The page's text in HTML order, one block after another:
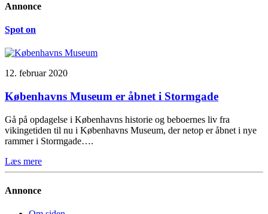
Annonce
Spot on
12. februar 2020
Københavns Museum er åbnet i Stormgade
Gå på opdagelse i Københavns historie og beboernes liv fra
vikingetiden til nu i Københavns Museum, der netop er åbnet i nye
rammer i Stormgade….
Læs mere
Annonce